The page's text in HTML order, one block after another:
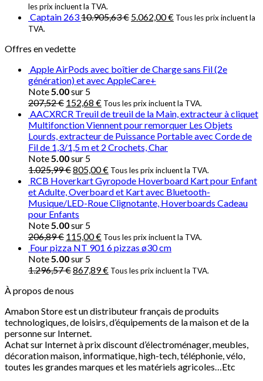
les prix incluent la TVA.
Captain 26310.905,63€ 5.062,00€ Tous les prix incluent la
TVA.
Offres en vedette
Apple AirPods avec boîtier de Charge sans Fil (2e
génération) et avec AppleCare+
Note5.00sur 5
207,52€ 152,68 € Tous les prix incluent la TVA.
AACXRCR Treuil de treuil de la Main, extracteur à cliquet
Multifonction Viennent pour remorquer Les Objets
Lourds, extracteur de Puissance Portable avec Corde de
Fil de 1,3/1,5 m et 2 Crochets, Char
Note5.00sur 5
1.025,99€805,00€ Tous les prix incluent la TVA.
RCB Hoverkart Gyropode Hoverboard Kart pour Enfant
et Adulte, Overboard et Kart avec Bluetooth-
Musique/LED-Roue Clignotante, Hoverboards Cadeau
pour Enfants
Note5.00sur 5
206,89€ 115,00€ Tous les prix incluent la TVA.
Four pizza NT 901 6 pizzas ø30 cm
Note5.00sur 5
1.296,57€867,89€ Tous les prix incluent la TVA.
À propos de nous
AmabonStore est un distributeur français de produits
technologiques, de loisirs, d’équipements de la maison et de la
personne sur Internet.
Achat sur Internet à prix discount d’électroménager, meubles,
décoration maison, informatique, high-tech, téléphonie, vélo,
toutes les grandes marques et les matériels agricoles…Etc